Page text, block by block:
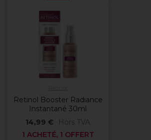
Retinol Booster Radiance
Instantané 30ml
14,99 €
Hors TVA
1 ACHETÉ, 1 OFFERT